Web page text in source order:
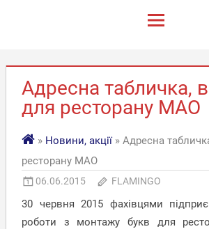
Адресна табличка,
для ресторану МАО
» Новини, акції» Адресна
ресторану МАО
06.06.2015 FLAMINGO
30 червня 2015 фахівцями
роботи з монтажу букв для